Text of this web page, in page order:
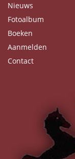
Nieuws
Fotoalbum
Boeken
Aanmelden
Contact